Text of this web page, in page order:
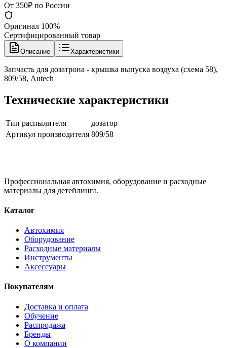
От 350₽ по России
Оригинал 100%
Сертифицированный товар
Описание Характеристики
Запчасть для дозатрона - крышка выпуска воздуха (схема 58),
809/58, Autech
Технические характеристики
Тип распылителя
дозатор
Артикул производителя 809/58
Профессиональная автохимия, оборудование и расходные
материалы для детейлинга.
Каталог
Автохимия
Оборудование
Расходные материалы
Инструменты
Аксессуары
Покупателям
Доставка и оплата
Обучение
Распродажа
Бренды
О компании